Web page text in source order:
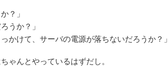
？」
うか？」
かけて、サーバの電源が落ちないだろうか？」
ゃんとやっているはずだし。